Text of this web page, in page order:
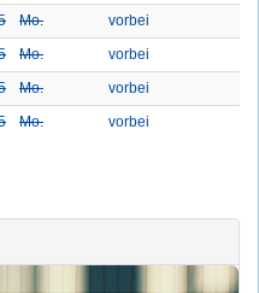
Mo.
vorbei
Mo.
vorbei
Mo.
vorbei
Mo. vorbei